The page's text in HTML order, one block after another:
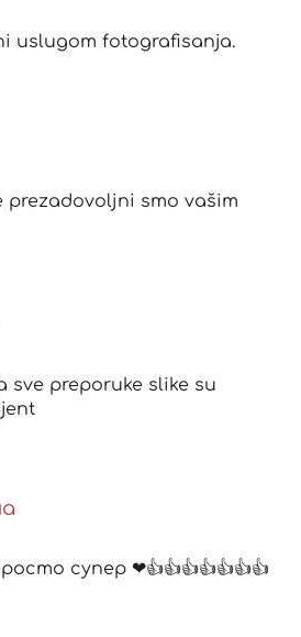
uslugom fotografisanja.
prezadovoljni smo vašim
sve preporuke slike su
супер ❤👍👍👍👍👍👍👍